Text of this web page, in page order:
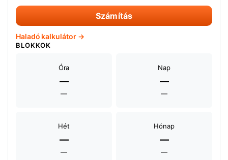
Számítás
Haladó kalkulátor →
BLOKKOK
Óra
—
—
Nap
—
—
Hét
—
—
Hónap
—
—